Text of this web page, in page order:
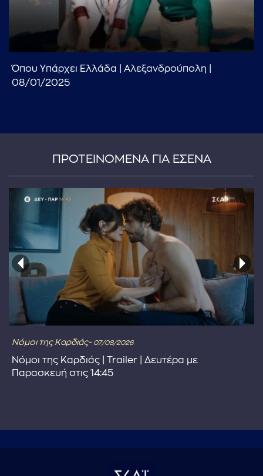
...πληκτρολογήστε κείμενο προς αναζήτηση
Όπου Υπάρχει Ελλάδα | Αλεξανδρούπολη |
08/01/2025
ΠΡΟΤΕΙΝΟΜΕΝΑ ΓΙΑ ΕΣΕΝΑ
Νόμοι της Καρδιάς- 07/08/2026
Νόμοι της Καρδιάς | Trailer | Δευτέρα με
Παρασκευή στις 14:45